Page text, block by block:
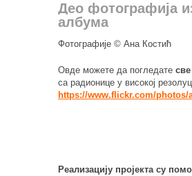
Део фотографија
албума
Фотографије © Ана Костић
Овде можете да погледате
са радионице у високој
https://www.flickr.com/photos/
Реализацију пројекта су